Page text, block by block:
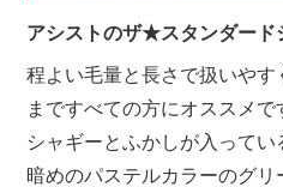
アシストのザ★スタンダード
程よい毛量と長さで扱いや
まですべての方にオススメで
シャギーとふかしが入ってい
暗めのパステルカラーのグリ